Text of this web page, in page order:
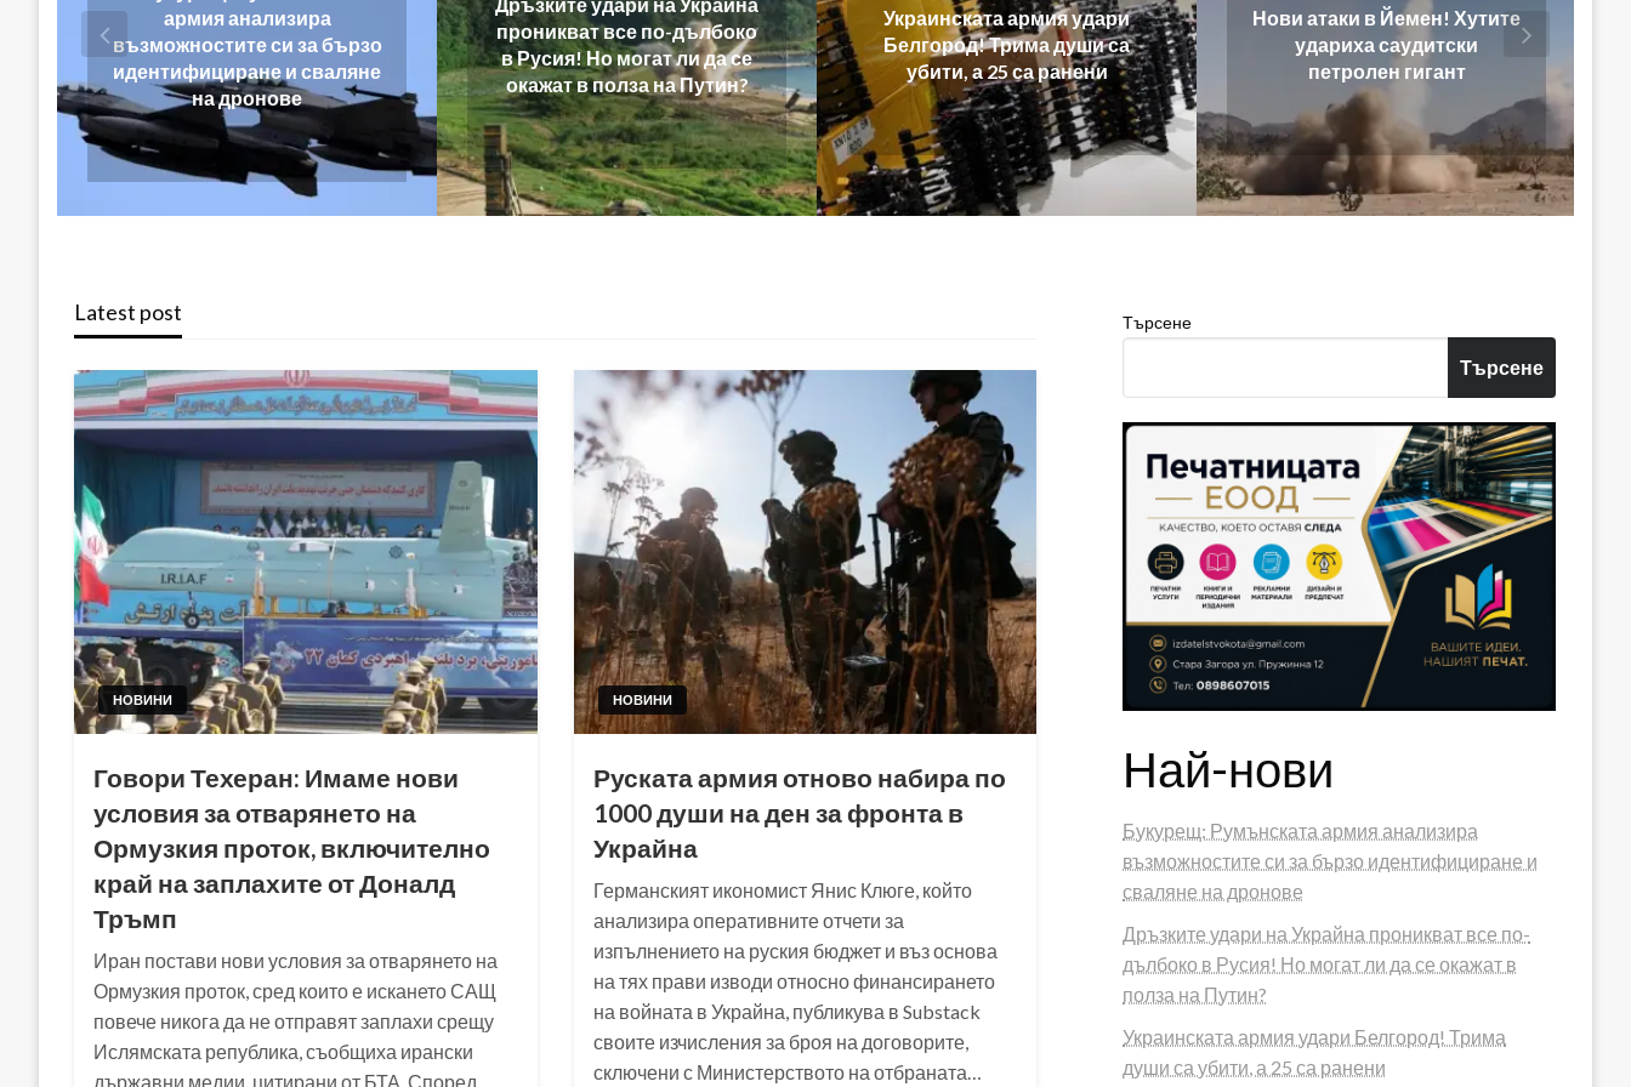
проникват все по-дълбоко
в Русия! Но могат ли да се
окажат в полза на Путин?
Украинската армия удари
Белгород! Трима души са
убити, а 25 са ранени
Нови атаки в Йемен! Хутите
удариха саудитски
петролен гигант
Парите в ерата на
изкуствения интелект
Latest post
НОВИНИ
Говори Техеран: Имаме нови
условия за отварянето на
Ормузкия проток, включително
край на заплахите от Доналд
Тръмп
Иран постави нови условия за отварянето на
Ормузкия проток, сред които е искането САЩ
повече никога да не отправят заплахи срещу
Ислямската република, съобщиха ирански
държавни медии, цитирани от БТА. Според
НОВИНИ
Руската армия отново набира по
1000 души на ден за фронта в
Украйна
Германският икономист Янис Клюге, който
анализира оперативните отчети за
изпълнението на руския бюджет и въз основа
на тях прави изводи относно финансирането
на войната в Украйна, публикува в Substack
своите изчисления за броя на договорите,
сключени с Министерството на отбраната…
Търсене
Търсене
Най-нови
Букурещ: Румънската армия анализира
възможностите си за бързо идентифициране и
сваляне на дронове
Дръзките удари на Украйна проникват все по-
дълбоко в Русия! Но могат ли да се окажат в
полза на Путин?
Украинската армия удари Белгород! Трима
души са убити, а 25 са ранени